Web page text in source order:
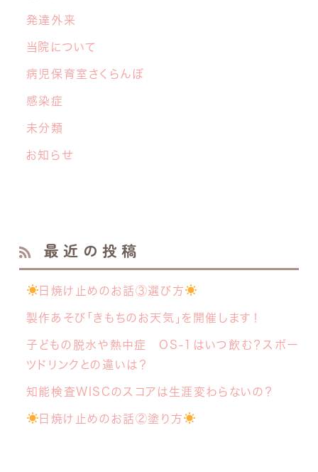
発達外来
当院について
病児保育室さくらんぼ
感染症
未分類
お知らせ
最近の投稿
日焼け止めのお話③選び方
製作あそび「きもちのお天気」を開催します！
子どもの脱水や熱中症 OS-1はいつ飲む？スポー
ツドリンクとの違いは？
知能検査WISCのスコアは生涯変わらないの？
日焼け止めのお話②塗り方